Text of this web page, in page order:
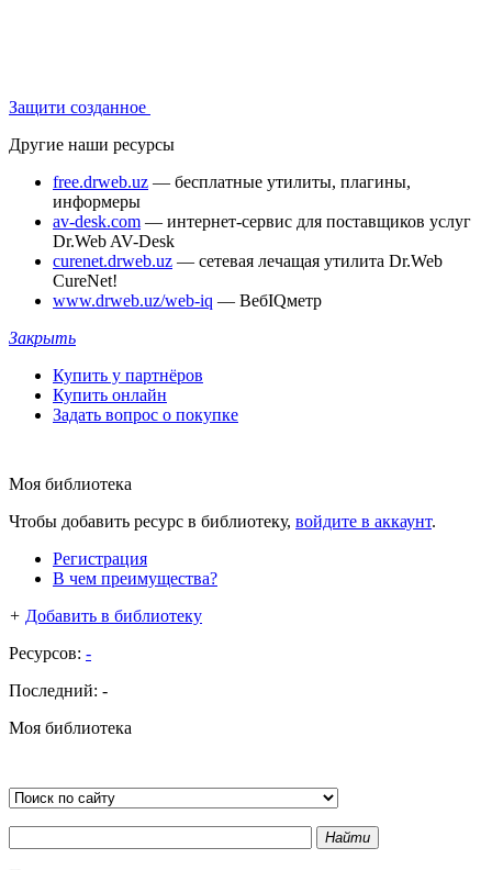
Защити созданное
Другие наши ресурсы
free.drweb.uz — бесплатные утилиты, плагины,
информеры
av-desk.com — интернет-сервис для поставщиков услуг
Dr.Web AV-Desk
curenet.drweb.uz — сетевая лечащая утилита Dr.Web
CureNet!
www.drweb.uz/web-iq — ВебIQметр
Закрыть
Купить у партнёров
Купить онлайн
Задать вопрос о покупке
Моя библиотека
Чтобы добавить ресурс в библиотеку, войдите в аккаунт.
Регистрация
В чем преимущества?
+ Добавить в библиотеку
Ресурсов: -
Последний: -
Моя библиотека
Найти